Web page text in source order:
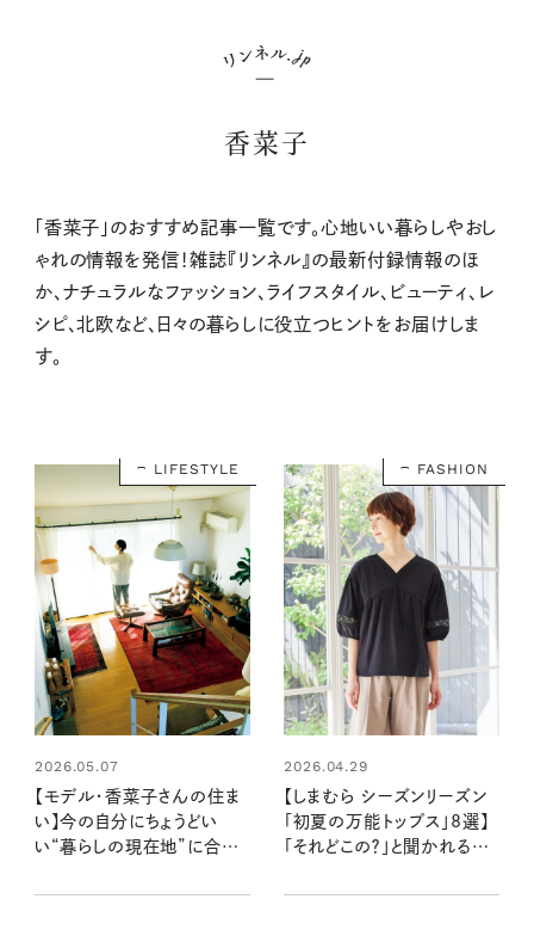
香菜子
「香菜子」のおすすめ記事一覧です。心地いい暮らしやおし
ゃれの情報を発信！雑誌『リンネル』の最新付録情報のほ
か、ナチュラルなファッション、ライフスタイル、ビューティ、レ
シピ、北欧など、日々の暮らしに役立つヒントをお届けしま
す。
LIFESTYLE
2026.05.07
【モデル・香菜子さんの住ま
い】今の自分にちょうどい
い“暮らしの現在地”に合う
FASHION
2026.04.29
【しまむら シーズンリーズン
「初夏の万能トップス」8選】
「それどこの？」と聞かれる素